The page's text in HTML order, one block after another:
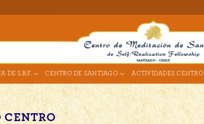
DE S.R.F. CENTRO DE SANTIAGO ACTIVIDADES CENTRO
CENTRO